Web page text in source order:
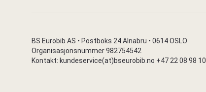
BS Eurobib AS • Postboks 24 Alnabru • 0614 OSLO
Organisasjonsnummer 982754542
Kontakt: kundeservice(at)bseurobib.no +47 22 08 98 10